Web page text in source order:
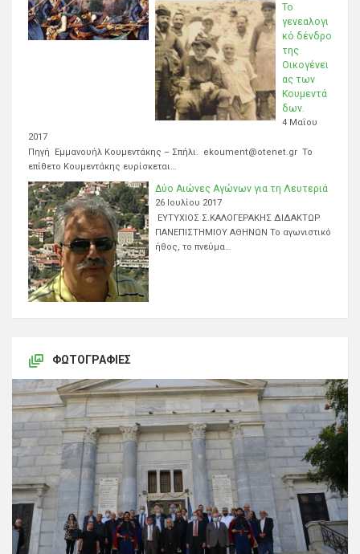
Το
γενεαλογι
κό δένδρο
της
Οικογένει
ας των
Κουμεντά
δων.
4 Μαΐου
2017
Πηγή Εμμανουήλ Κουμεντάκης – Σπήλι. ekoument@otenet.gr Το
επίθετο Κουμεντάκης ευρίσκεται…
Δύο Αιώνες Αγώνων για τη Λευτεριά
26 Ιουλίου 2017
ΕΥΤΥΧΙΟΣ Σ.ΚΑΛΟΓΕΡΑΚΗΣ ΔΙΔΑΚΤΩΡ
ΠΑΝΕΠΙΣΤΗΜΙΟΥ ΑΘΗΝΩΝ Το αγωνιστικό
ήθος, το πνεύμα…
ΦΩΤΟΓΡΑΦΊΕΣ